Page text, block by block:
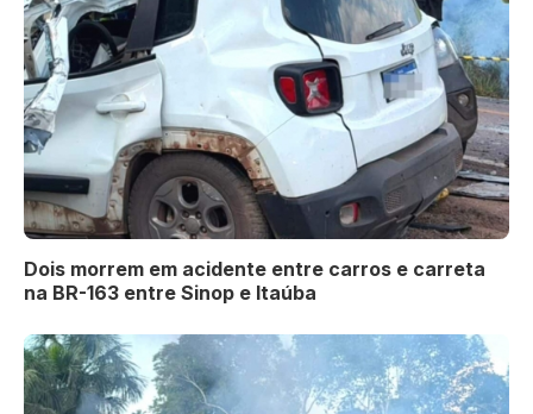
Dois morrem em acidente entre carros e carreta
na BR-163 entre Sinop e Itaúba